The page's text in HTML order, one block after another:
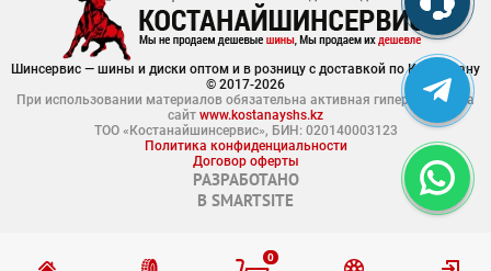
0
Шинсервис — шины и диски оптом и в розницу с доставкой по Казахстану
© 2017-2026
При использовании материалов обязательна активная гиперссылка на
сайт www.kostanayshs.kz
ТОО «Костанайшинсервис», БИН: 020140003123
Политика конфиденциальности
Договор оферты
РАЗРАБОТАНО
В SMARTSITE